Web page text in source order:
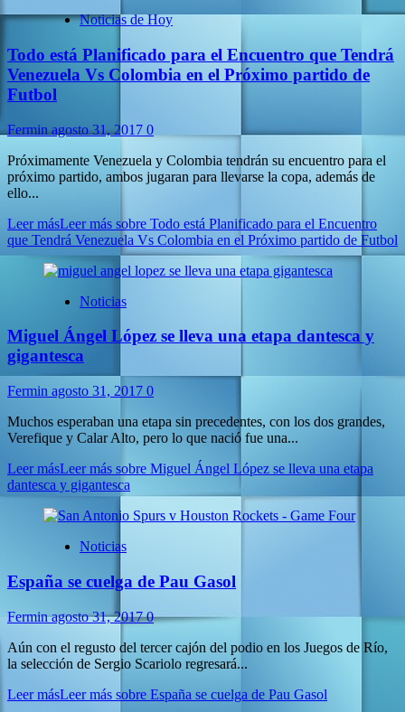
Noticias de Hoy
Todo está Planificado para el Encuentro que Tendrá
Venezuela Vs Colombia en el Próximo partido de
Futbol
Ferminagosto 31, 2017 0
Próximamente Venezuela y Colombia tendrán su encuentro para el
próximo partido, ambos jugaran para llevarse la copa, además de
ello...
Leer másLeer más sobre Todo está Planificado para el Encuentro
que Tendrá Venezuela Vs Colombia en el Próximo partido de Futbol
Noticias
Miguel Ángel López se lleva una etapa dantesca y
gigantesca
Fermin agosto 31, 2017 0
Muchos esperaban una etapa sin precedentes, con los dos grandes,
Verefique y Calar Alto, pero lo que nació fue una...
Leer másLeer más sobre Miguel Ángel López se lleva una etapa
dantesca y gigantesca
Noticias
España se cuelga de Pau Gasol
Ferminagosto 31, 20170
Aún con el regusto del tercer cajón del podio en los Juegos de Río,
la selección de Sergio Scariolo regresará...
Leer másLeer más sobre España se cuelga de Pau Gasol